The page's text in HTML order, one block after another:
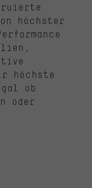
höchster
höchste
ob
oder